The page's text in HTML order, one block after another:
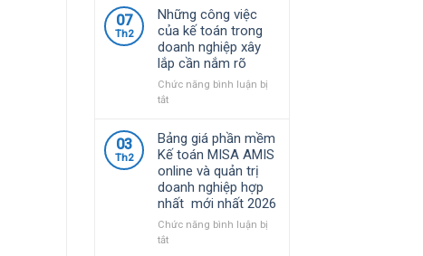
đặt
thuế
đối
với
hộ
kinh
doanh,
kinh
doanh
Phần
mềm
kế
toán
MISA
SME.NET
R3
cập
nhật
TT99/2025
mới
nhất
năm
2026
07
Th2
Những công việc
của kế toán trong
doanh nghiệp xây
lắp cần nắm rõ
Chức năng bình luận bị
tắtở
công
việc
của
kế
toán
trong
doanh
nghiệp
03
Th2
Bảng giá phần mềm
Kế toán MISA AMIS
online và quản trị
doanh nghiệp hợp
nhất mới nhất 2026
Chức năng bình luận bị
tắtở